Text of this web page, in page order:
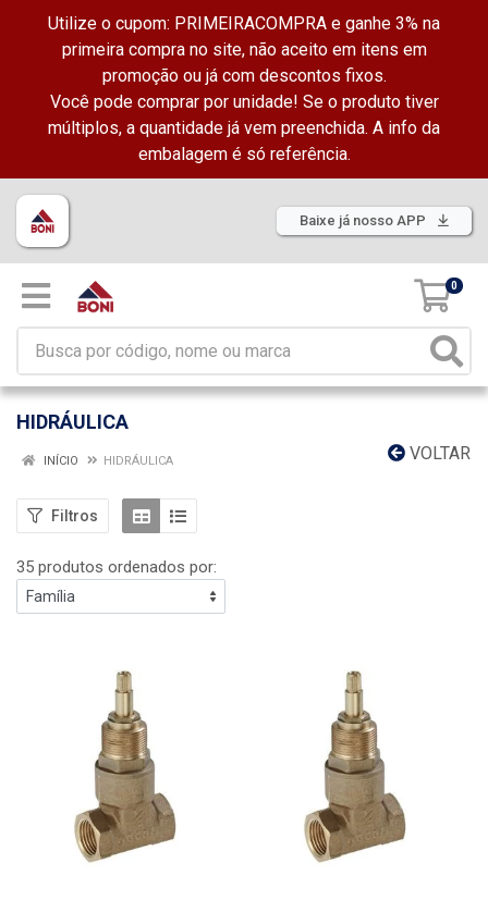
Utilize o cupom: PRIMEIRACOMPRA e ganhe 3% na
primeira compra no site, não aceito em itens em
promoção ou já com descontos fixos.
Você pode comprar por unidade! Se o produto tiver
múltiplos, a quantidade já vem preenchida. A info da
embalagem é só referência.
Baixe já nosso APP
0
HIDRÁULICA
VOLTAR
INÍCIO HIDRÁULICA
Filtros
35 produtos ordenados por: